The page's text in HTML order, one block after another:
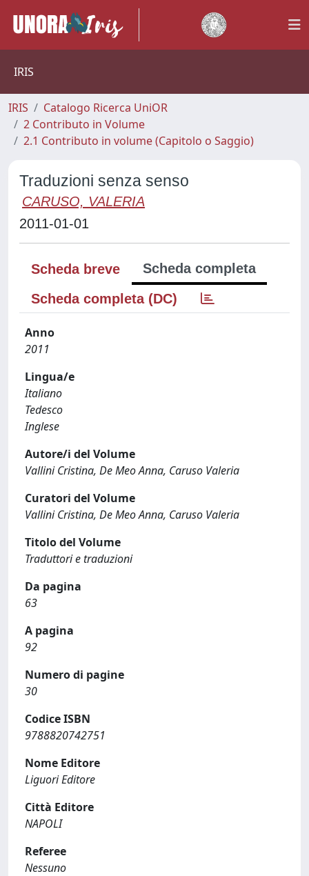
IRIS
IRIS
Catalogo Ricerca UniOR
2 Contributo in Volume
2.1 Contributo in volume (Capitolo o Saggio)
Traduzioni senza senso
CARUSO, VALERIA
2011-01-01
Scheda breve
Scheda completa
Scheda completa (DC)
Anno
2011
Lingua/e
Italiano
Tedesco
Inglese
Autore/i del Volume
Vallini Cristina, De Meo Anna, Caruso Valeria
Curatori del Volume
Vallini Cristina, De Meo Anna, Caruso Valeria
Titolo del Volume
Traduttori e traduzioni
Da pagina
63
A pagina
92
Numero di pagine
30
Codice ISBN
9788820742751
Nome Editore
Liguori Editore
Città Editore
NAPOLI
Referee
Nessuno